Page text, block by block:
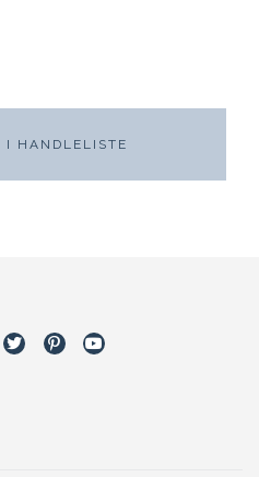
I HANDLELISTE
TwitterPinterestYoutube